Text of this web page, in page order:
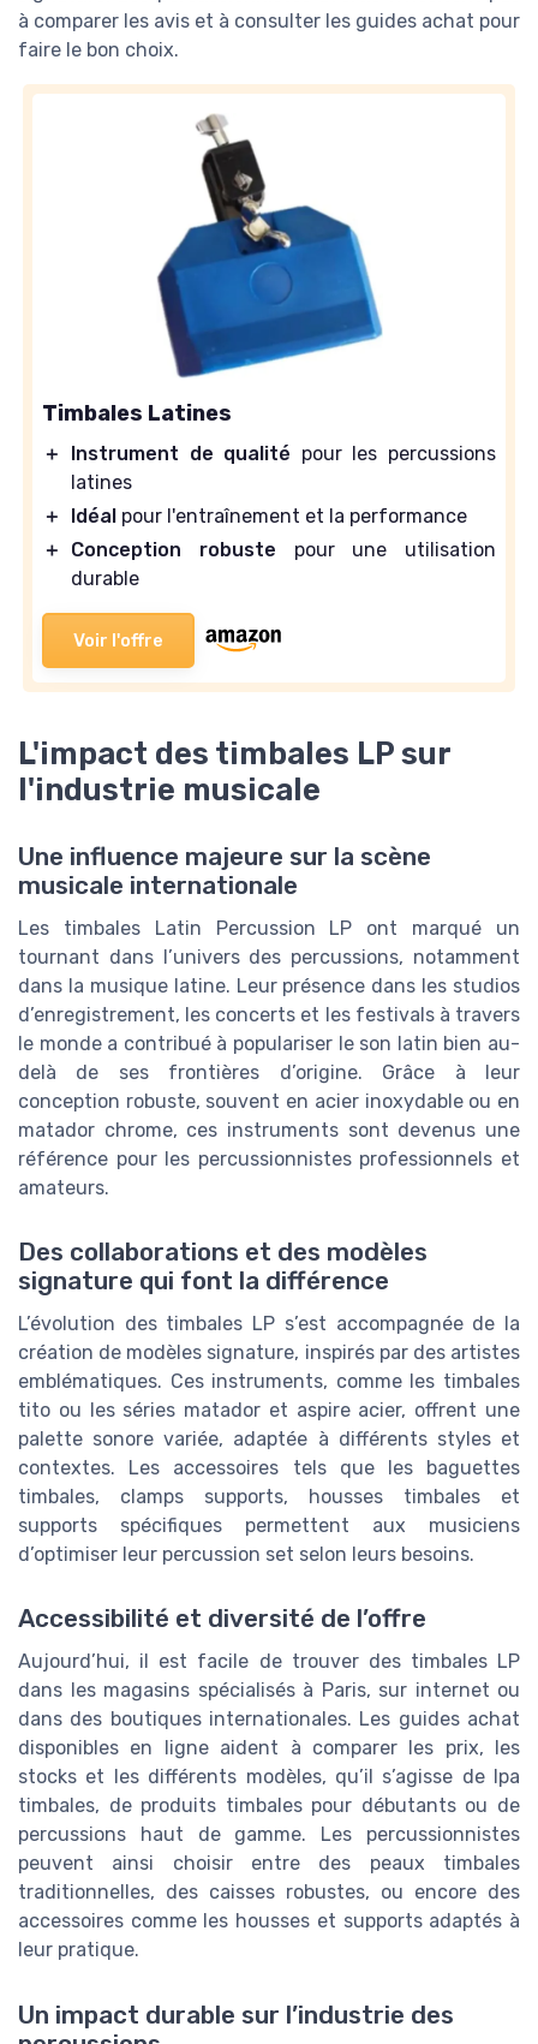
à comparer les avis et à consulter les guides achat pour
faire le bon choix.
Timbales Latines
＋ Instrument de qualité pour les percussions
latines
＋
Idéal pour l'entraînement et la performance
＋
Conception robuste pour une utilisation
durable
Voir l'offre
L'impact des timbales LP sur
l'industrie musicale
Une influence majeure sur la scène
musicale internationale
Les timbales Latin Percussion LP ont marqué un
tournant dans l’univers des percussions, notamment
dans la musique latine. Leur présence dans les studios
d’enregistrement, les concerts et les festivals à travers
le monde a contribué à populariser le son latin bien au-
delà de ses frontières d’origine. Grâce à leur
conception robuste, souvent en acier inoxydable ou en
matador chrome, ces instruments sont devenus une
référence pour les percussionnistes professionnels et
amateurs.
Des collaborations et des modèles
signature qui font la différence
L’évolution des timbales LP s’est accompagnée de la
création de modèles signature, inspirés par des artistes
emblématiques. Ces instruments, comme les timbales
tito ou les séries matador et aspire acier, offrent une
palette sonore variée, adaptée à différents styles et
contextes. Les accessoires tels que les baguettes
timbales, clamps supports, housses timbales et
supports spécifiques permettent aux musiciens
d’optimiser leur percussion set selon leurs besoins.
Accessibilité et diversité de l’offre
Aujourd’hui, il est facile de trouver des timbales LP
dans les magasins spécialisés à Paris, sur internet ou
dans des boutiques internationales. Les guides achat
disponibles en ligne aident à comparer les prix, les
stocks et les différents modèles, qu’il s’agisse de lpa
timbales, de produits timbales pour débutants ou de
percussions haut de gamme. Les percussionnistes
peuvent ainsi choisir entre des peaux timbales
traditionnelles, des caisses robustes, ou encore des
accessoires comme les housses et supports adaptés à
leur pratique.
Un impact durable sur l’industrie des